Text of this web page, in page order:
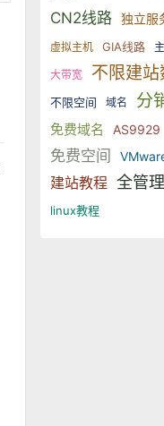
CN2线路 独立服
虚拟主机 GIA线路
大带宽 不限建站
不限空间 域名 分
免费域名 AS9929
免费空间
建站教程 全管理
linux教程